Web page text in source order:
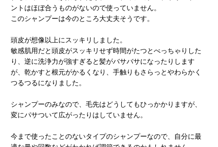
ントはほぼ合うものがないので使っていません。
このシャンプーは今のところ大丈夫そうです。
頭皮が想像以上にスッキリしました。
敏感肌用だと頭皮がスッキリせず時間がたつとべっちゃりした
り、逆に洗浄力が強すぎると髪がバサバサになったりします
が、乾かすと根元がかるくなり、手触りもさらっとやわらかく
つるつるになりました。
シャンプーのみなので、毛先はどうしてもひっかかりますが、
変にパサついて広がったりはしていません。
今まで使ったことのないタイプのシャンプーなので、自分に最